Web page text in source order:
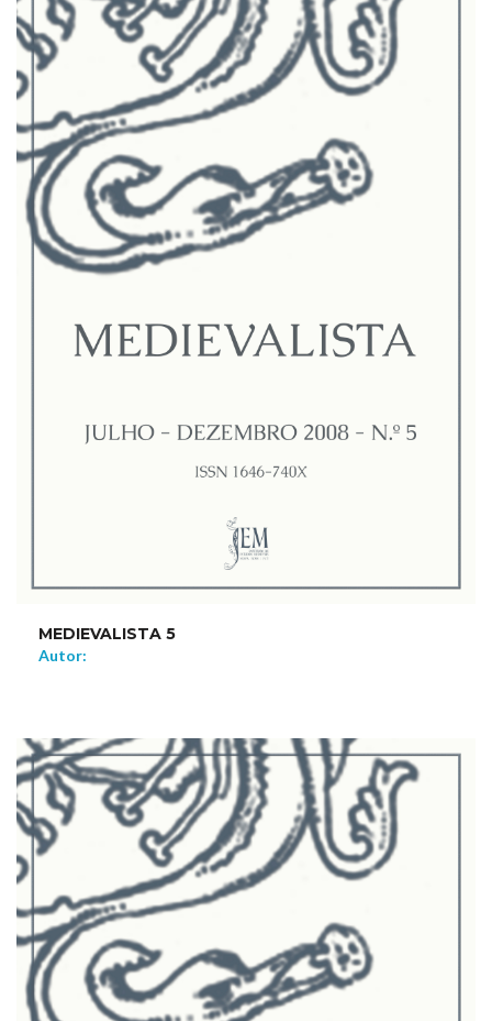
MEDIEVALISTA 5
Autor:
NEW